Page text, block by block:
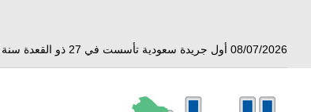
08/07/2026 أول جريدة سعودية تأسست في 27 ذو القعدة سنة 1350 هجري الموافق 3 أبريل 1932 ميلادي